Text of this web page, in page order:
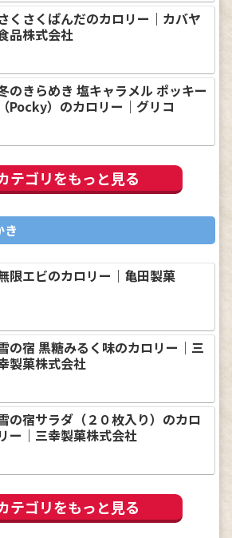
くさくぱんだのカロリー｜カバヤ
品株式会社
のきらめき 塩キャラメル ポッキー
（Pocky）のカロリー｜グリコ
テゴリをもっと見る
限エビのカロリー｜亀田製菓
の宿 黒糖みるく味のカロリー｜三
製菓株式会社
の宿サラダ（２０枚入り）のカロ
リー｜三幸製菓株式会社
テゴリをもっと見る